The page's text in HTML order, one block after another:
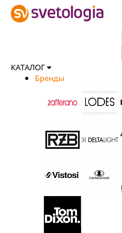
КАТАЛОГ
Бренды